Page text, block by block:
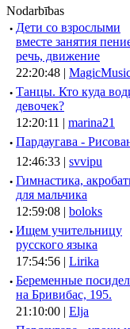
Nodarbības
· Дети со взрослыми
вместе занятия
речь, движение
22:20:48 |
· Танцы. Кто куда
девочек?
12:20:11 | marina21
· Пардаугава -
12:46:33 | svvipu
· Гимнастика,
для мальчика
12:59:08 | boloks
· Ищем учительницу
русского языка
17:54:56 | Lirika
· Беременные
на Бривибас, 195.
21:10:00 | Elja